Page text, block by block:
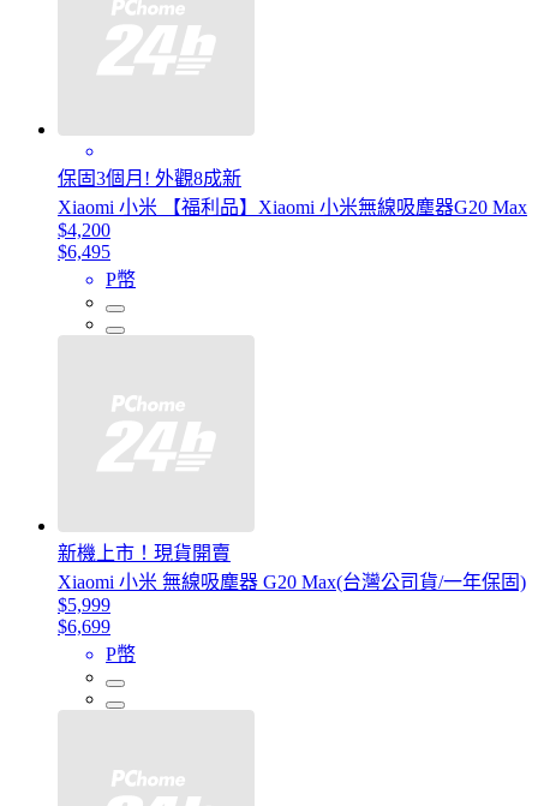
保固3個月! 外觀8成新
Xiaomi 小米 【福利品】Xiaomi 小米無線吸塵器G20 Max
$4,200
$6,495
P幣
新機上市！現貨開賣
Xiaomi 小米 無線吸塵器 G20 Max(台灣公司貨/一年保固)
$5,999
$6,699
P幣